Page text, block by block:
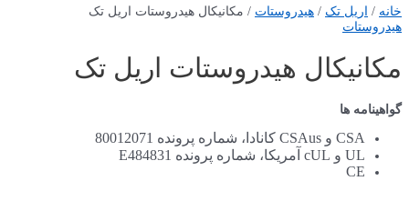
خانه / اریل تک / هیدروستات / مکانیکال هیدروستات اریل تک
هیدروستات
مکانیکال هیدروستات اریل تک
گواهینامه ها
CSA و CSAus کانادا، شماره پرونده 80012071
UL و cUL آمریکا، شماره پرونده E484831
CE